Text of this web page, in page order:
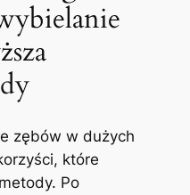
zębów w ​dużych
które
Po